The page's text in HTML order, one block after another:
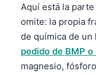
Aquí está la
omite: la propia
de química de
pedido de BMP o
magnesio,